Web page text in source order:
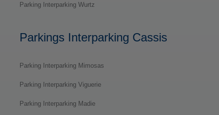
Parking Interparking Wurtz
Parkings Interparking Cassis
Parking Interparking Mimosas
Parking Interparking Viguerie
Parking Interparking Madie